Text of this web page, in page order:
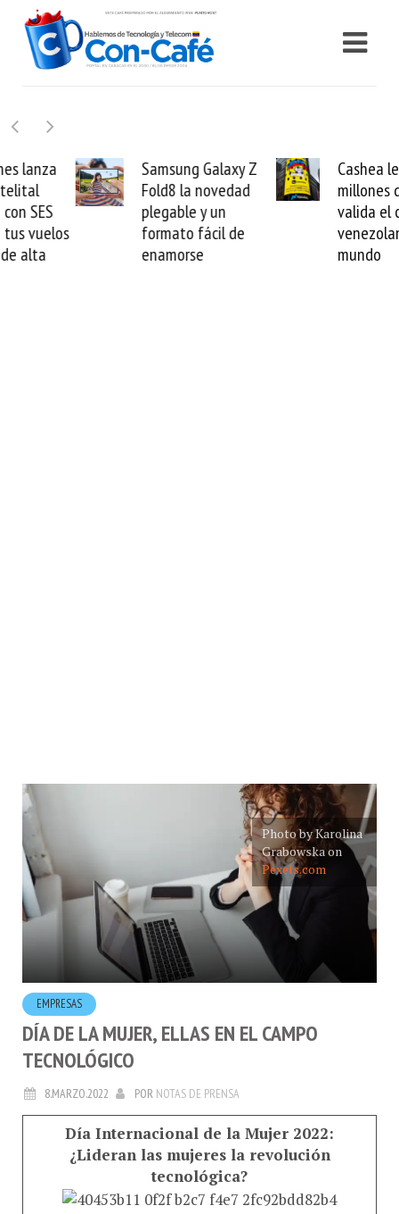
Samsung Galaxy Z
Fold8 la novedad
plegable y un
formato fácil de
Cashea levanta 100
millones de dólares y
valida el crédito del
venezolano ante el
Photo by Karolina
Grabowska on
Pexels.com
EMPRESAS
DÍA DE LA MUJER, ELLAS EN EL CAMPO
TECNOLÓGICO
Día Internacional de la Mujer 2022:
¿Lideran las mujeres la revolución
tecnológica?